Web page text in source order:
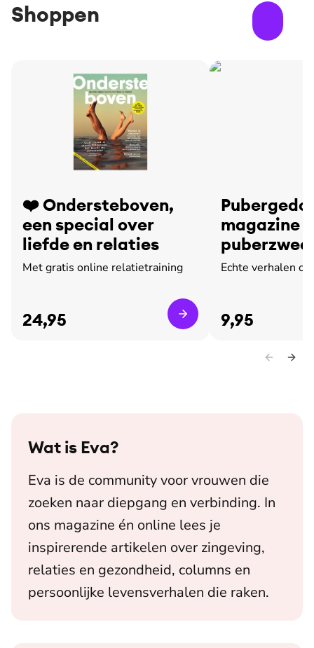
Shoppen
❤️ Ondersteboven,
een special over
liefde en relaties
Met gratis online relatietraining
24,95
magazine
leed
Echte verhalen
9,95
Wat is Eva?
Eva is de community voor vrouwen die
zoeken naar diepgang en verbinding. In
ons magazine én online lees je
inspirerende artikelen over zingeving,
relaties en gezondheid, columns en
persoonlijke levensverhalen die raken.